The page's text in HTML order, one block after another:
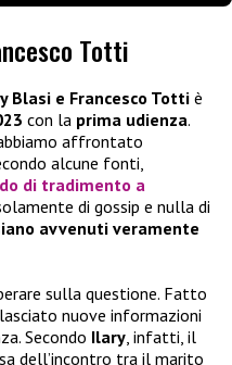
Totti
Blasi e Francesco Totti è
con la prima udienza.
affrontato
alcune fonti,
di tradimento a
di gossip e nulla di
avvenuti veramente
sulla questione. Fatto
nuove informazioni
Secondo Ilary, infatti, il
dell’incontro tra il marito